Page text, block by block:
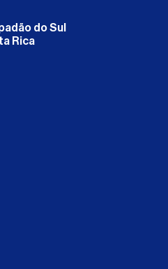
do Sul
Rica